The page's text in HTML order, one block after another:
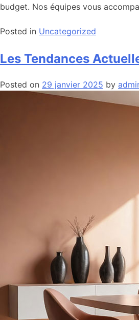
budget. Nos équipes vous
Posted in Uncategorized
Les Tendances
Posted on 29 janvier 2025 by